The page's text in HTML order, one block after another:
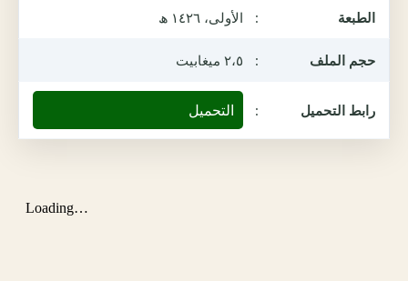
الطبعة : الأولى، ١٤٢٦ ھ
حجم الملف : ٢،٥ ميغابيت
رابط التحميل : التحميل